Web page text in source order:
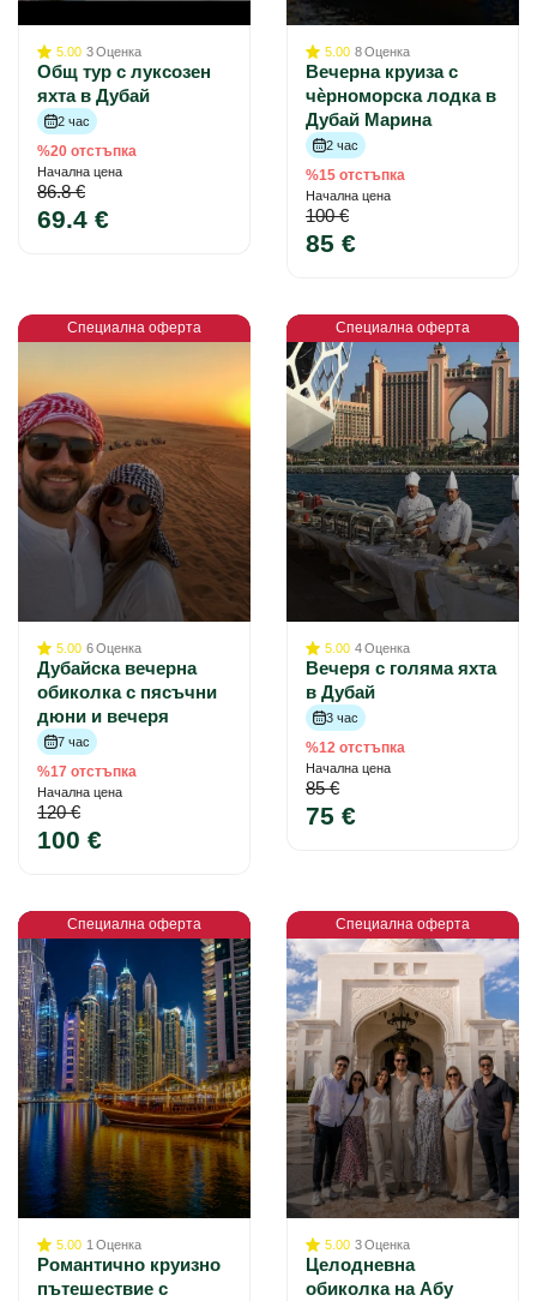
5.00 3Оценка
Общ тур с луксозен
яхта в Дубай
2 час
%20 отстъпка
Начална цена
86.8 €
69.4 €
5.00 8Оценка
Вечерна круиза с
чѐрноморска лодка в
Дубай Марина
2 час
%15 отстъпка
Начална цена
100 €
85 €
Специална оферта
5.00 6Оценка
Дубайска вечерна
обиколка с пясъчни
дюни и вечеря
7 час
%17 отстъпка
Начална цена
120 €
100 €
Специална оферта
5.00 4Оценка
Вечеря с голяма яхта
в Дубай
3 час
%12 отстъпка
Начална цена
85 €
75 €
Специална оферта
5.00 1 Оценка
Романтично круизно
пътешествие с
Специална оферта
5.00 3Оценка
Целодневна
обиколка на Абу